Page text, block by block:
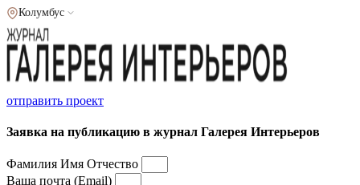
Колумбус
отправить проект
Заявка на публикацию в журнал Галерея Интерьеров
Фамилия Имя Отчество
Ваша почта (Email)